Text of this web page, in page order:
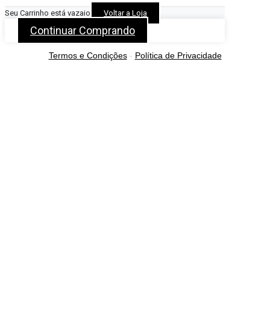
Seu Carrinho está vazaio Voltar a Loja
Continuar Comprando
Termos e Condições- Política de Privacidade